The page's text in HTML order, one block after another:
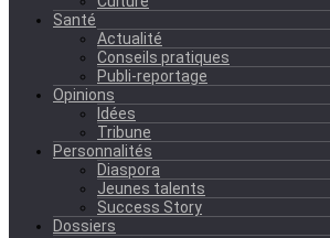
Santé
Actualité
Conseils pratiques
Publi-reportage
Opinions
Idées
Tribune
Personnalités
Diaspora
Jeunes talents
Success Story
Dossiers